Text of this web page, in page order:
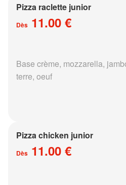
Pizza raclette junior
Dès 11.00 €
Base crème, mozzarella,
terre, oeuf
Pizza chicken junior
Dès 11.00 €